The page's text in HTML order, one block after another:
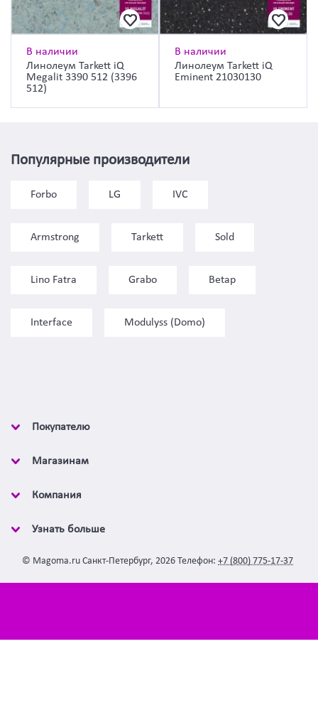
В наличии
Линолеум Tarkett iQ
Megalit 3390 512 (3396
512)
В наличии
Линолеум Tarkett iQ
Eminent 21030130
Популярные производители
Forbo LG IVC
Armstrong Tarkett Sold
Lino Fatra Grabo Betap
Interface Modulyss (Domo)
Покупателю
Магазинам
Компания
Узнать больше
© Magoma.ru Санкт-Петербург, 2026 Телефон: +7 (800) 775-17-37